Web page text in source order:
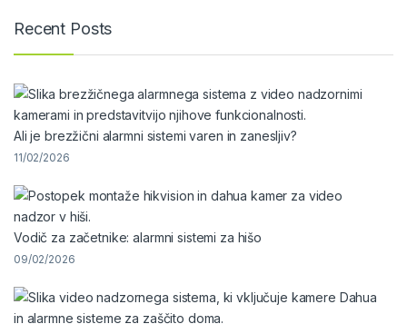
Recent Posts
Ali je brezžični alarmni sistemi varen in zanesljiv?
11/02/2026
Vodič za začetnike: alarmni sistemi za hišo
09/02/2026